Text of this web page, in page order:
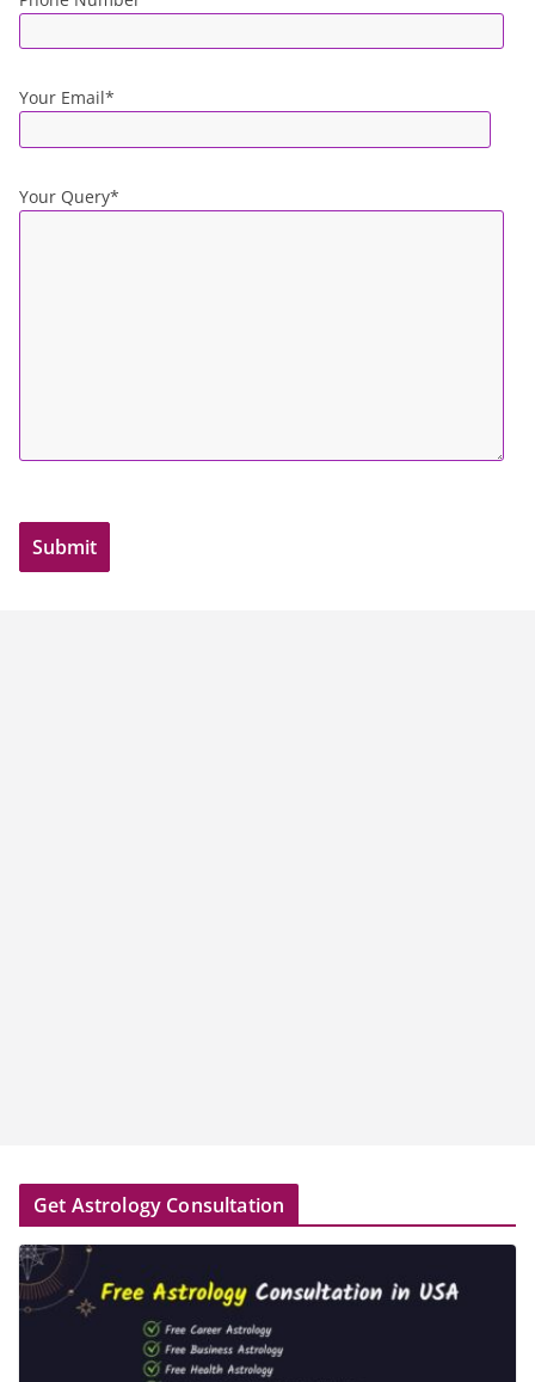
Your Email*
Your Query*
Get Astrology Consultation